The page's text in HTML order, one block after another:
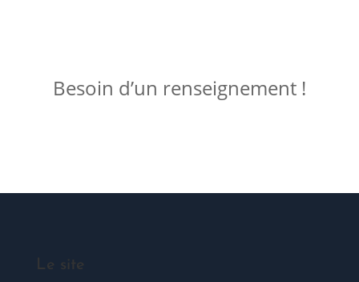
Besoin d’un renseignement !
Le site